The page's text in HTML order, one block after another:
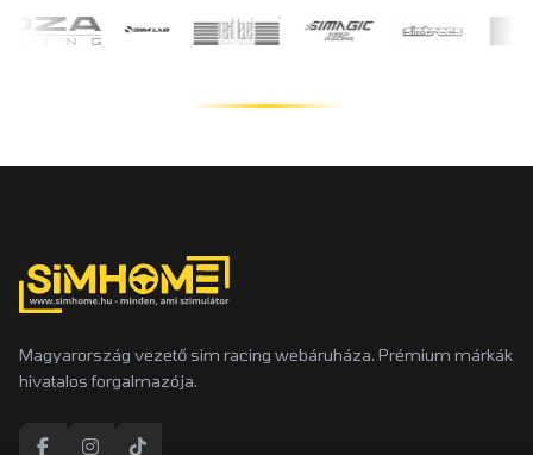
Magyarország vezető sim racing webáruháza. Prémium márkák
hivatalos forgalmazója.